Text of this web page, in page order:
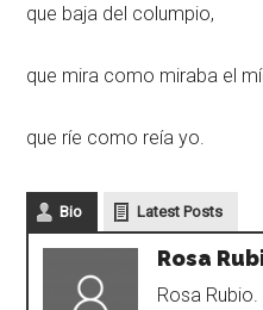
que baja del columpio,
que mira como miraba el
que ríe como reía yo.
Bio Latest Posts
Rosa
Rosa